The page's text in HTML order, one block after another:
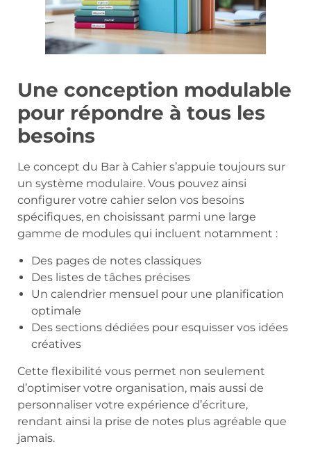
Une conception modulable
pour répondre à tous les
besoins
Le concept du Bar à Cahier s’appuie toujours sur
un système modulaire. Vous pouvez ainsi
configurer votre cahier selon vos besoins
spécifiques, en choisissant parmi une large
gamme de modules qui incluent notamment :
Des pages de notes classiques
Des listes de tâches précises
Un calendrier mensuel pour une planification
optimale
Des sections dédiées pour esquisser vos idées
créatives
Cette flexibilité vous permet non seulement
d’optimiser votre organisation, mais aussi de
personnaliser votre expérience d’écriture,
rendant ainsi la prise de notes plus agréable que
jamais.